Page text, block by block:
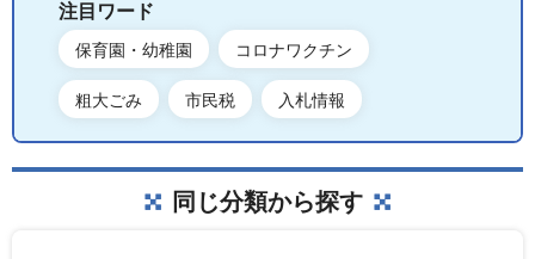
注目ワード
保育園・幼稚園 コロナワクチン
粗大ごみ 市民税 入札情報
同じ分類から探す